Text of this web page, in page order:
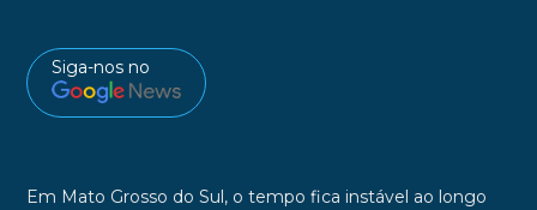
Siga-nos no
Em Mato Grosso do Sul, o tempo fica instável ao longo